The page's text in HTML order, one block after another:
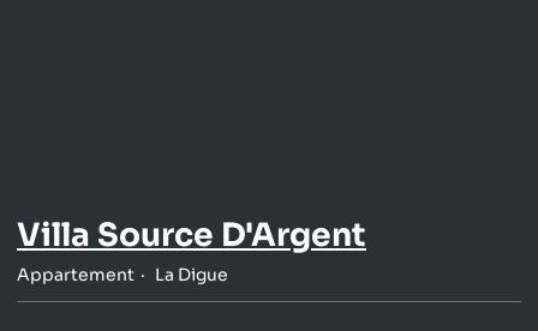
Villa Source D'Argent
Appartement La Digue